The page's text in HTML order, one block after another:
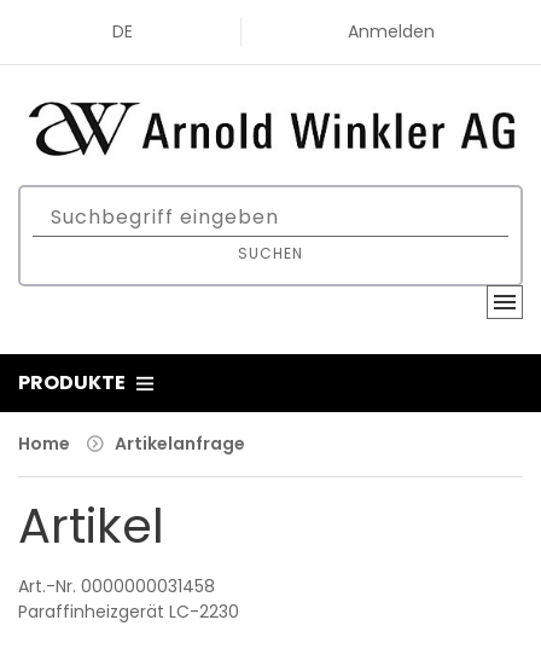
DE Anmelden
SUCHEN
PRODUKTE
Home Artikelanfrage
Artikel
Art.-Nr. 0000000031458
Paraffinheizgerät LC-2230